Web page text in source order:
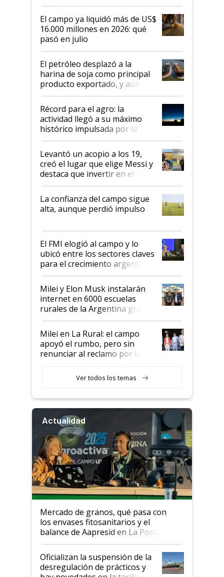
El campo ya liquidó más de US$
16.000 millones en 2026: qué
pasó en julio
El petróleo desplazó a la
harina de soja como principal
producto exportado, y aún así
el agro aportó casi seis de cada
diez dólares y sostuvo el
liderazgo en un semestre
récord
Récord para el agro: la
actividad llegó a su máximo
histórico impulsada por la
cosecha y las exportaciones
Levantó un acopio a los 19,
creó el lugar que elige Messi y
destaca que invertir en el
kirchnerismo era como "darle
plata a un hijo para droga":
Juan Félix Rossetti, el libertario
que de una dura crisis salió
de Milei
La confianza del campo sigue
alta, aunque perdió impulso
El FMI elogió al campo y lo
ubicó entre los sectores claves
para el crecimiento argentino
Milei y Elon Musk instalarán
internet en 6000 escuelas
rurales de la Argentina gracias
a un acuerdo con Starlink
Milei en La Rural: el campo
apoyó el rumbo, pero sin
renunciar al reclamo por las
Ver todos los temas
Actualidad
Mercado de granos, qué pasa con
los envases fitosanitarios y el
balance de Aapresid en La Posta
Oficializan la suspensión de la
desregulación de prácticos y